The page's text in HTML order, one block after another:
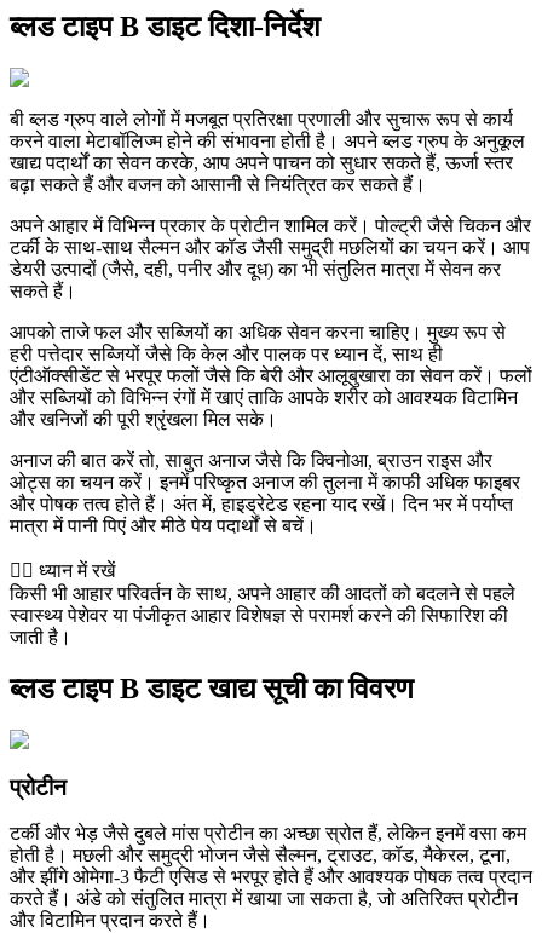
ब्लड टाइप B डाइट दिशा-निर्देश
बी ब्लड ग्रुप वाले लोगों में मजबूत प्रतिरक्षा प्रणाली और सुचारू रूप से कार्य
करने वाला मेटाबॉलिज्म होने की संभावना होती है। अपने ब्लड ग्रुप के अनुकूल
खाद्य पदार्थों का सेवन करके, आप अपने पाचन को सुधार सकते हैं, ऊर्जा स्तर
बढ़ा सकते हैं और वजन को आसानी से नियंत्रित कर सकते हैं।
अपने आहार में विभिन्न प्रकार के प्रोटीन शामिल करें। पोल्ट्री जैसे चिकन और
टर्की के साथ-साथ सैल्मन और कॉड जैसी समुद्री मछलियों का चयन करें। आप
डेयरी उत्पादों (जैसे, दही, पनीर और दूध) का भी संतुलित मात्रा में सेवन कर
सकते हैं।
आपको ताजे फल और सब्जियों का अधिक सेवन करना चाहिए। मुख्य रूप से
हरी पत्तेदार सब्जियों जैसे कि केल और पालक पर ध्यान दें, साथ ही
एंटीऑक्सीडेंट से भरपूर फलों जैसे कि बेरी और आलूबुखारा का सेवन करें। फलों
और सब्जियों को विभिन्न रंगों में खाएं ताकि आपके शरीर को आवश्यक विटामिन
और खनिजों की पूरी श्रृंखला मिल सके।
अनाज की बात करें तो, साबुत अनाज जैसे कि क्विनोआ, ब्राउन राइस और
ओट्स का चयन करें। इनमें परिष्कृत अनाज की तुलना में काफी अधिक फाइबर
और पोषक तत्व होते हैं। अंत में, हाइड्रेटेड रहना याद रखें। दिन भर में पर्याप्त
मात्रा में पानी पिएं और मीठे पेय पदार्थों से बचें।
👨‍⚕️️ ध्यान में रखें
किसी भी आहार परिवर्तन के साथ, अपने आहार की आदतों को बदलने से पहले
स्वास्थ्य पेशेवर या पंजीकृत आहार विशेषज्ञ से परामर्श करने की सिफारिश की
जाती है।
ब्लड टाइप B डाइट खाद्य सूची का विवरण
प्रोटीन
टर्की और भेड़ जैसे दुबले मांस प्रोटीन का अच्छा स्रोत हैं, लेकिन इनमें वसा कम
होती है। मछली और समुद्री भोजन जैसे सैल्मन, ट्राउट, कॉड, मैकेरल, टूना,
और झींगे ओमेगा-3 फैटी एसिड से भरपूर होते हैं और आवश्यक पोषक तत्व प्रदान
करते हैं। अंडे को संतुलित मात्रा में खाया जा सकता है, जो अतिरिक्त प्रोटीन
और विटामिन प्रदान करते हैं।